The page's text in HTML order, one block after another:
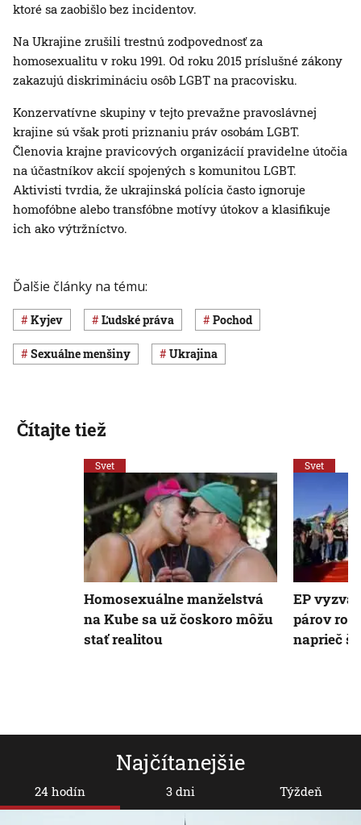
ktoré sa zaobišlo bez incidentov.
Na Ukrajine zrušili trestnú zodpovednosť za
homosexualitu v roku 1991. Od roku 2015 príslušné zákony
zakazujú diskrimináciu osôb LGBT na pracovisku.
Konzervatívne skupiny v tejto prevažne pravoslávnej
krajine sú však proti priznaniu práv osobám LGBT.
Členovia krajne pravicových organizácií pravidelne útočia
na účastníkov akcií spojených s komunitou LGBT.
Aktivisti tvrdia, že ukrajinská polícia často ignoruje
homofóbne alebo transfóbne motívy útokov a klasifikuje
ich ako výtržníctvo.
Ďalšie články na tému:
Kyjev ľudské práva pochod
sexuálne menšiny Ukrajina
Najčítanejšie
24 hodín 3 dni Týždeň
Čítajte tiež
Svet
Homosexuálne manželstvá
na Kube sa už čoskoro môžu
stať realitou
Svet
EP
párov
naprieč